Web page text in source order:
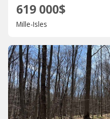
619 000$
Mille-Isles